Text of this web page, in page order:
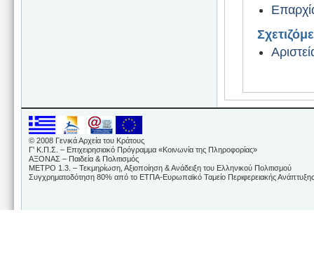
© 2008 Γενικά Αρχεία του Κράτους
Γ' Κ.Π.Σ. – Επιχειρησιακό Πρόγραμμα «Κοινωνία της Πληροφορίας»
ΑΞΟΝΑΣ – Παιδεία & Πολιτισμός
ΜΕΤΡΟ 1.3. – Τεκμηρίωση, Αξιοποίηση & Ανάδειξη του Ελληνικού Πολιτισμού
Συγχρηματοδότηση 80% από το ΕΤΠΑ-Ευρωπαϊκό Ταμείο Περιφερειακής